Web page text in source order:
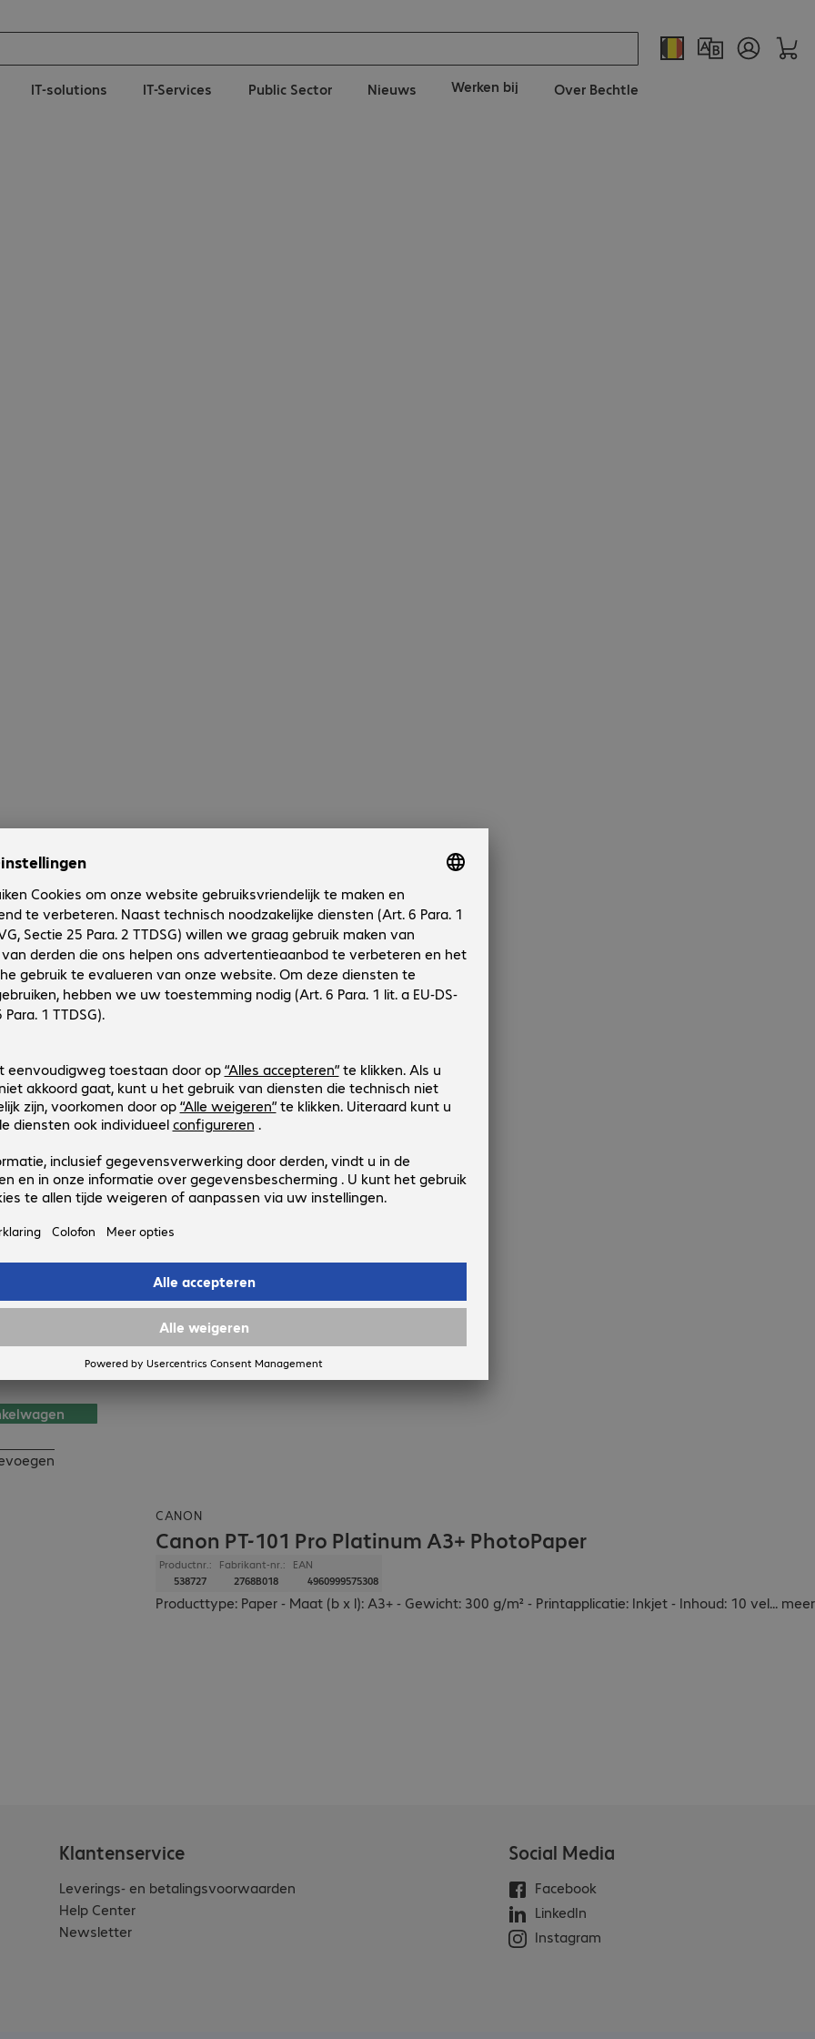
IT-solutions IT-Services Public Sector Nieuws Werken bij Over Bechtle
CANON
Canon PT-101 Pro Platinum A3+ PhotoPaper
Productnr.:
538727
Fabrikant-nr.:
2768B018
EAN
4960999575308
Producttype: Paper - Maat (b x l): A3+ - Gewicht: 300 g/m² - Printapplicatie: Inkjet - Inhoud: 10 vel... meer
€ 6,93 btw
jouw
op 11.
voorraad.
Klantenservice
Leverings- en betalingsvoorwaarden
Help Center
Newsletter
Social Media
Facebook
LinkedIn
Instagram